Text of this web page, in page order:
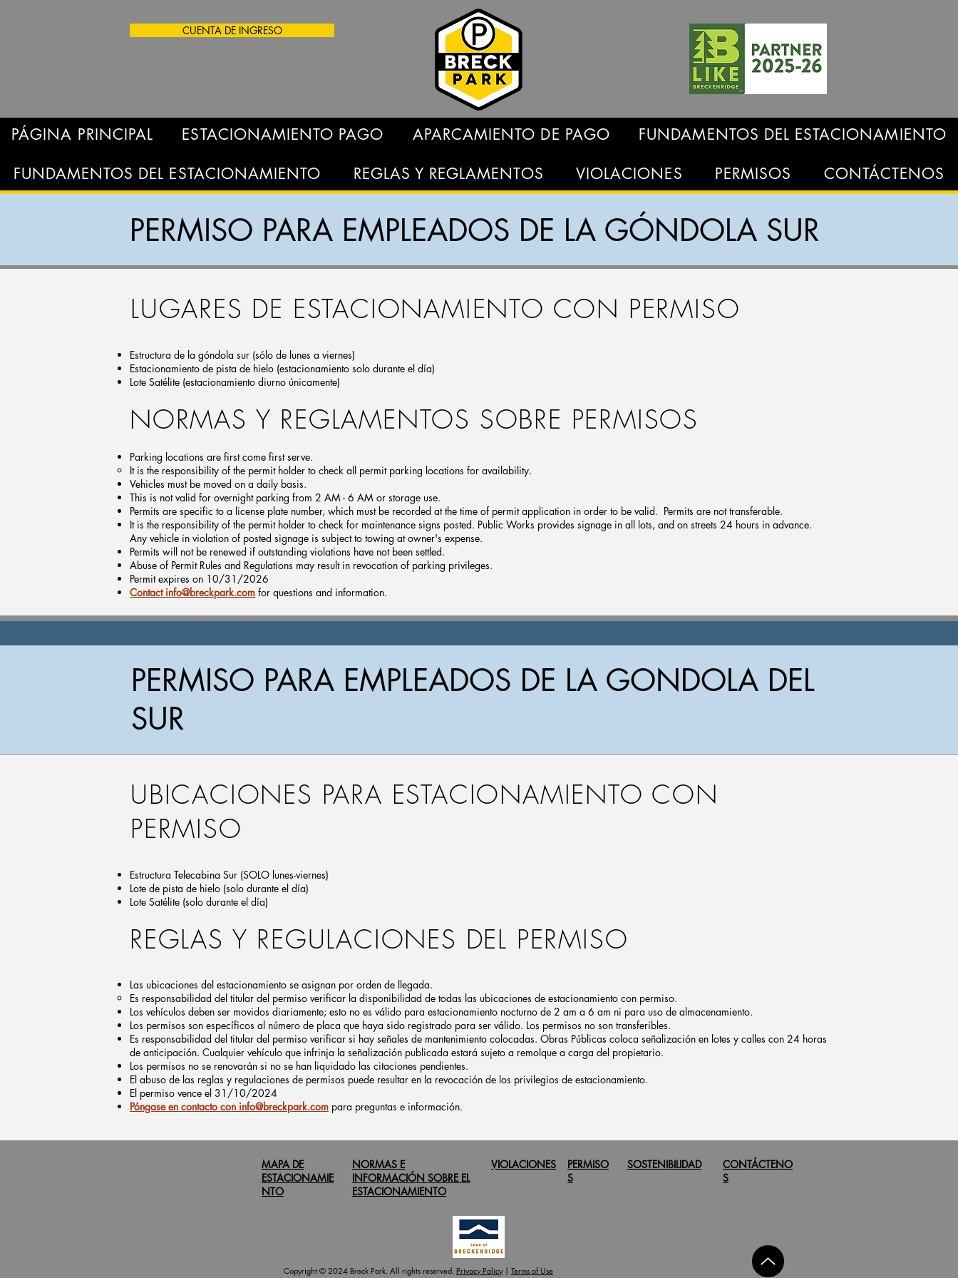
CUENTA DE INGRESO
PÁGINA PRINCIPAL ESTACIONAMIENTO PAGO APARCAMIENTO DE PAGO FUNDAMENTOS DEL ESTACIONAMIENTO
FUNDAMENTOS DEL ESTACIONAMIENTO REGLAS Y REGLAMENTOS VIOLACIONES PERMISOS CONTÁCTENOS
PERMISO PARA EMPLEADOS DE LA GÓNDOLA SUR
LUGARES DE ESTACIONAMIENTO CON PERMISO
Estructura de la góndola sur (sólo de lunes a viernes)
Estacionamiento de pista de hielo (estacionamiento solo durante el día)
Lote Satélite (estacionamiento diurno únicamente)
NORMAS Y REGLAMENTOS SOBRE PERMISOS
Parking locations are first come first serve.
It is the responsibility of the permit holder to check all permit parking locations for availability.
Vehicles must be moved on a daily basis.
This is not valid for overnight parking from 2 AM - 6 AM or storage use.
Permits are specific to a license plate number, which must be recorded at the time of permit application in order to be valid. Permits are not transferable.
It is the responsibility of the permit holder to check for maintenance signs posted. Public Works provides signage in all lots, and on streets 24 hours in advance.
Any vehicle in violation of posted signage is subject to towing at owner's expense.
Permits will not be renewed if outstanding violations have not been settled.
Abuse of Permit Rules and Regulations may result in revocation of parking privileges.
Permit expires on 10/31/2026
Contact info@breckpark.com for questions and information.
PERMISO PARA EMPLEADOS DE LA GONDOLA DEL
SUR
UBICACIONES PARA ESTACIONAMIENTO CON
PERMISO
Estructura Telecabina Sur (SOLO lunes-viernes)
Lote de pista de hielo (solo durante el día)
Lote Satélite (solo durante el día)
REGLAS Y REGULACIONES DEL PERMISO
Las ubicaciones del estacionamiento se asignan por orden de llegada.
Es responsabilidad del titular del permiso verificar la disponibilidad de todas las ubicaciones de estacionamiento con permiso.
Los vehículos deben ser movidos diariamente; esto no es válido para estacionamiento nocturno de 2 am a 6 am ni para uso de almacenamiento.
Los permisos son específicos al número de placa que haya sido registrado para ser válido. Los permisos no son transferibles.
Es responsabilidad del titular del permiso verificar si hay señales de mantenimiento colocadas. Obras Públicas coloca señalización en lotes y calles con 24 horas
de anticipación. Cualquier vehículo que infrinja la señalización publicada estará sujeto a remolque a carga del propietario.
Los permisos no se renovarán si no se han liquidado las citaciones pendientes.
El abuso de las reglas y regulaciones de permisos puede resultar en la revocación de los privilegios de estacionamiento.
El permiso vence el 31/10/2024
Póngase en contacto con info@breckpark.com para preguntas e información.
MAPA DE
ESTACIONAMIE
NTO
NORMAS E
INFORMACIÓN SOBRE EL
ESTACIONAMIENTO
VIOLACIONES
PERMISO
S
SOSTENIBILIDAD
CONTÁCTENO
S
Copyright © 2024 Breck Park. All rights reserved. Privacy Policy| Terms of Use